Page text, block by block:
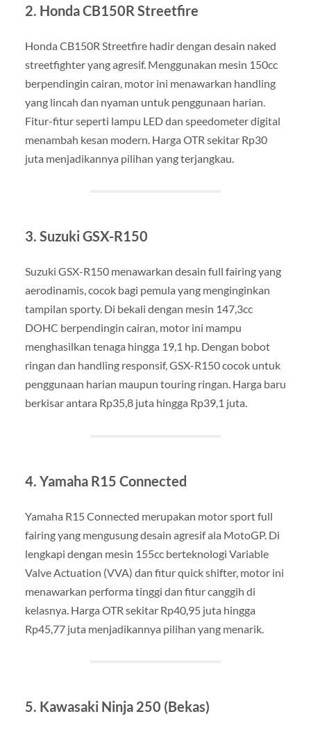
2. Honda CB150R Streetfire
Honda CB150R Streetfire hadir dengan desain naked
streetfighter yang agresif. Menggunakan mesin 150cc
berpendingin cairan, motor ini menawarkan handling
yang lincah dan nyaman untuk penggunaan harian.
Fitur-fitur seperti lampu LED dan speedometer digital
menambah kesan modern. Harga OTR sekitar Rp30
juta menjadikannya pilihan yang terjangkau.
3. Suzuki GSX-R150
Suzuki GSX-R150 menawarkan desain full fairing yang
aerodinamis, cocok bagi pemula yang menginginkan
tampilan sporty. Di bekali dengan mesin 147,3cc
DOHC berpendingin cairan, motor ini mampu
menghasilkan tenaga hingga 19,1 hp. Dengan bobot
ringan dan handling responsif, GSX-R150 cocok untuk
penggunaan harian maupun touring ringan. Harga baru
berkisar antara Rp35,8 juta hingga Rp39,1 juta.
4. Yamaha R15 Connected
Yamaha R15 Connected merupakan motor sport full
fairing yang mengusung desain agresif ala MotoGP. Di
lengkapi dengan mesin 155cc berteknologi Variable
Valve Actuation (VVA) dan fitur quick shifter, motor ini
menawarkan performa tinggi dan fitur canggih di
kelasnya. Harga OTR sekitar Rp40,95 juta hingga
Rp45,77 juta menjadikannya pilihan yang menarik.
5. Kawasaki Ninja 250 (Bekas)